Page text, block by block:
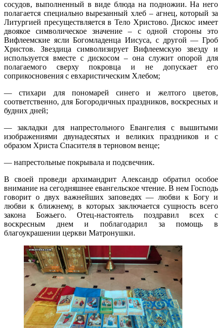
сосудов, выполненный в виде блюда на подножии. На него
полагается специально вырезанный хлеб – агнец, который за
Литургией пресуществляется в Тело Христово. Дискос имеет
двоякое символическое значение – с одной стороны это
Вифлеемские ясли Богомладенца Иисуса, с другой — Гроб
Христов. Звездица символизирует Вифлеемскую звезду и
используется вместе с дискосом – она служит опорой для
полагаемого сверху покровца и не допускает его
соприкосновения с евхаристическим Хлебом;
— стихари для пономарей синего и желтого цветов,
соответственно, для Богородичных праздников, воскресных и
будних дней;
— закладки для напрестольного Евангелия с вышитыми
изображениями двунадесятых и великих праздников и с
образом Христа Спасителя в терновом венце;
— напрестольные покрывала и подсвечник.
В своей проведи архимандрит Александр обратил особое
внимание на сегодняшнее евангельское чтение. В нем Господь
говорит о двух важнейших заповедях — любви к Богу и
любви к ближнему, в которых заключается сущность всего
закона Божьего. Отец-настоятель поздравил всех с
воскресным днем и поблагодарил за помощь в
благоукрашении церкви Матронушки.